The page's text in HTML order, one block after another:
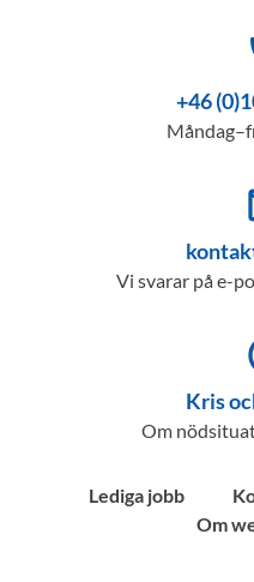
+46
Vi svarar på e-
Kris
Om
Lediga jobb
Om